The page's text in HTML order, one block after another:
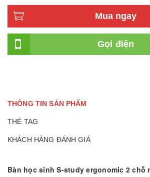
Mua ngay
Gọi điện
THÔNG TIN SẢN PHẨM
THẺ TAG
KHÁCH HÀNG ĐÁNH GIÁ
Bàn học sinh S-study ergonomic 2 chỗ